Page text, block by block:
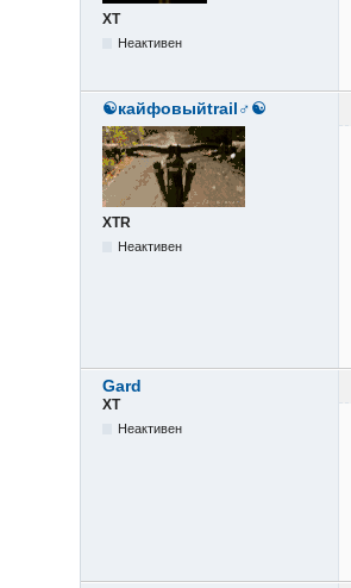
XT
Неактивен
☯кайфовыйtrail♂☯
XTR
Неактивен
Gard
XT
Неактивен